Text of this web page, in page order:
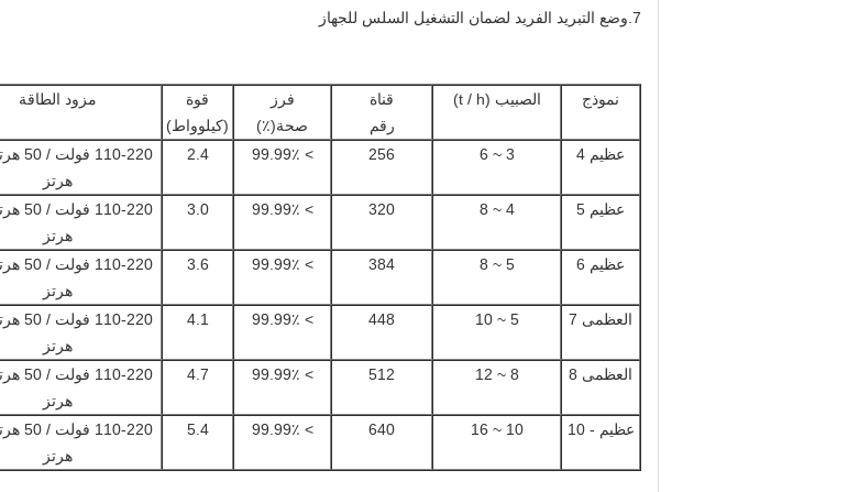
7.وضع التبريد الفريد لضمان التشغيل السلس للجهاز
نموذج
الصبيب (t / h)
قناة
رقم
فرز
صحة(٪)
قوة
(كيلوواط)
مزود الطاقة
عظيم 4
3 ~ 6
256 > 99.99٪ 2.4
هرتز
عظيم 5 4 ~ 8
320 > 99.99٪ 3.0
هرتز
عظيم 6 5 ~ 8
384 > 99.99٪ 3.6
هرتز
العظمى 7 5 ~ 10
448 > 99.99٪ 4.1
هرتز
العظمى 8 8 ~ 12
512 > 99.99٪ 4.7
هرتز
عظيم - 10 10 ~ 16
640 > 99.99٪ 5.4
هرتز